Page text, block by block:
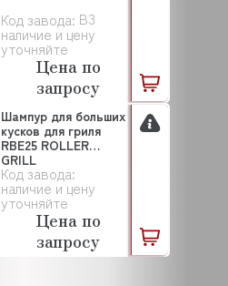
Код завода: B3
наличие и цену
уточняйте
Цена по
запросу
Код завода:
наличие и цену
уточняйте
Шампур для больших
кусков для гриля
RBE25 ROLLER
GRILL
Цена по
запросу